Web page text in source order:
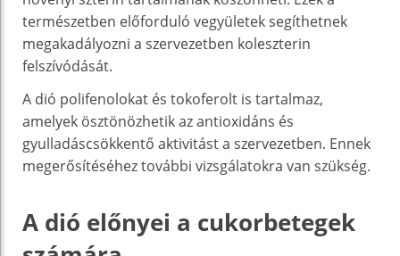
természetben előforduló vegyületek segíthetnek
megakadályozni a szervezetben koleszterin
felszívódását.
A dió polifenolokat és tokoferolt is tartalmaz,
amelyek ösztönözhetik az antioxidáns és
gyulladáscsökkentő aktivitást a szervezetben. Ennek
megerősítéséhez további vizsgálatokra van szükség.
A dió előnyei a cukorbetegek